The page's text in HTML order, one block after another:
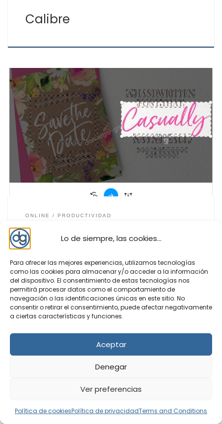
Lo de siempre, las cookies...
Para ofrecer las mejores experiencias, utilizamos tecnologías
como las cookies para almacenar y/o acceder a la información
del dispositivo. El consentimiento de estas tecnologías nos
permitirá procesar datos como el comportamiento de
navegación o las identificaciones únicas en este sitio. No
consentir o retirar el consentimiento, puede afectar negativamente
a ciertas características y funciones.
Aceptar
Denegar
Ver preferencias
Política de cookiesPolítica de privacidadTerms and Conditions
Calibre
Para saber que fuente usa una imagen, texto,
logotipo… con WhatTheFont de la Web MyFonts puedes
averiguar ese tipo de letra que te gusta y descargarla.
La Web que os presentamos tiene miles de fuentes
disponibles, tanto gratis como de pago, para
descargar, pero si no sabes cual es la […]
ONLINE PRODUCTIVIDAD
MyFonts
El reproductor multimedia VLC media player es uno de
los más usados en todo el mundo y su icono del cono
informáticos, ya que es multiplataforma y el más
completo de todos los reproductores multimedias